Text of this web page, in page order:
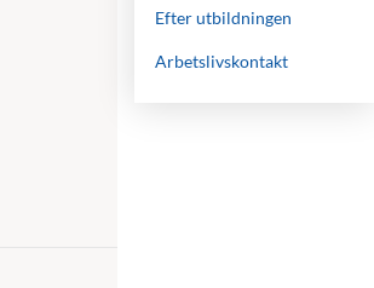
Efter utbildningen
Arbetslivskontakt